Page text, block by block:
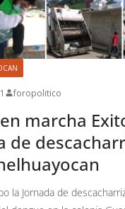
foropolitico
marcha
de
la Jornada de